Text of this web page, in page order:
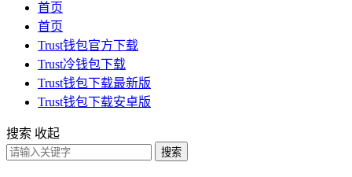
首页
首页
Trust钱包官方下载
Trust冷钱包下载
Trust钱包下载最新版
Trust钱包下载安卓版
搜索 收起
搜索